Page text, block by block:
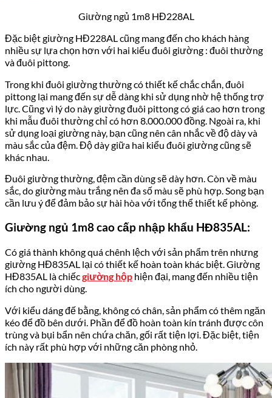
Giường ngủ 1m8 HĐ228AL
Đặc biệt giường HĐ228AL cũng mang đến cho khách hàng
nhiều sự lựa chọn hơn với hai kiểu đuôi giường : đuôi thường
và đuôi pittong.
Trong khi đuôi giường thường có thiết kế chắc chắn, đuôi
pittong lại mang đến sự dễ dàng khi sử dụng nhờ hệ thống trợ
lực. Cũng vì lý do này giường đuôi pittong có giá cao hơn trong
khi mẫu đuôi thường chỉ có hơn 8.000.000 đồng. Ngoài ra, khi
sử dụng loại giường này, bạn cũng nên cân nhắc về độ dày và
màu sắc của đệm. Độ dày giữa hai kiểu đuôi giường cũng sẽ
khác nhau.
Đuôi giường thường, đệm cần dùng sẽ dày hơn. Còn về màu
sắc, do giường màu trắng nên đa số màu sẽ phù hợp. Song bạn
cần lưu ý để đảm bảo sự hài hòa với tổng thể thiết kế phòng.
Giường ngủ 1m8 cao cấp nhập khẩu HĐ835AL:
Có giá thành không quá chênh lệch với sản phẩm trên nhưng
giường HĐ835AL lại có thiết kế hoàn toàn khác biệt. Giường
HĐ835AL là chiếcgiường hộp hiện đại, mang đến nhiều tiện
ích cho người dùng.
Với kiểu dáng đế bằng, không có chân, sản phẩm có thêm ngăn
kéo để đồ bên dưới. Phần để đồ hoàn toàn kín tránh được côn
trùng và bụi bẩn nên chứa chăn, gối rất tiện lợi. Đặc biệt, tiện
ích này rất phù hợp với những căn phòng nhỏ.